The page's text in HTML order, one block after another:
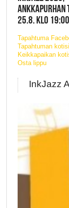
ANKKAPURHAN
25.8. KLO 19:00
Tapahtuma
Tapahtuman
Keikkapaikan
Osta lippu
InkJazz